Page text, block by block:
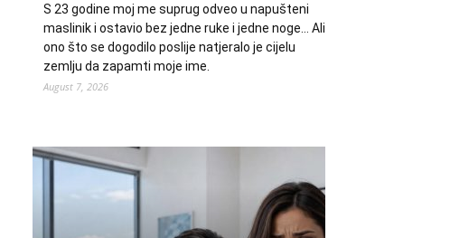
S 23 godine moj me suprug odveo u napušteni
maslinik i ostavio bez jedne ruke i jedne noge… Ali
ono što se dogodilo poslije natjeralo je cijelu
zemlju da zapamti moje ime.
August 7, 2026